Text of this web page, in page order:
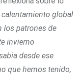
calentamiento global
los patrones de
invierno
desde ese
que hemos tenido,